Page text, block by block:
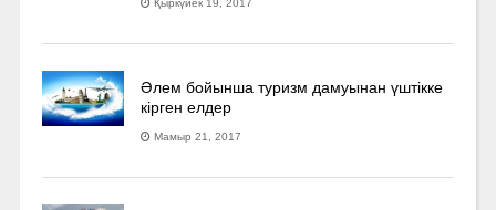
Әлем бойынша туризм дамуынан үштікке
кірген елдер
Мамыр 21, 2017